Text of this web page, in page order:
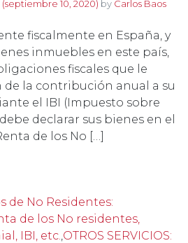
(septiembre 10, 2020) by Carlos Baos
fiscalmente en España, y
inmuebles en este país,
fiscales que le
la contribución anual a su
el IBI (Impuesto sobre
declarar sus bienes en el
de los No […]
de No Residentes:
de los No residentes,
IBI, etc. OTROS SERVICIOS: